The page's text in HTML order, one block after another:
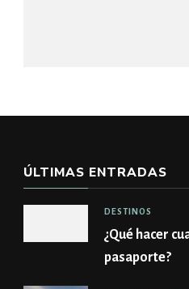
ÚLTIMAS ENTRADAS
DESTINOS
¿Qué hacer
pasaporte?